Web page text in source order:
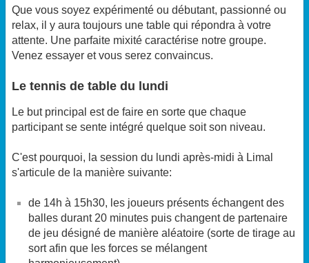
Que vous soyez expérimenté ou débutant, passionné ou
relax, il y aura toujours une table qui répondra à votre
attente. Une parfaite mixité caractérise notre groupe.
Venez essayer et vous serez convaincus.
Le tennis de table du lundi
Le but principal est de faire en sorte que chaque
participant se sente intégré quelque soit son niveau.
C'est pourquoi, la session du lundi après-midi à Limal
s'articule de la manière suivante:
de 14h à 15h30, les joueurs présents échangent des
balles durant 20 minutes puis changent de partenaire
de jeu désigné de manière aléatoire (sorte de tirage au
sort afin que les forces se mélangent